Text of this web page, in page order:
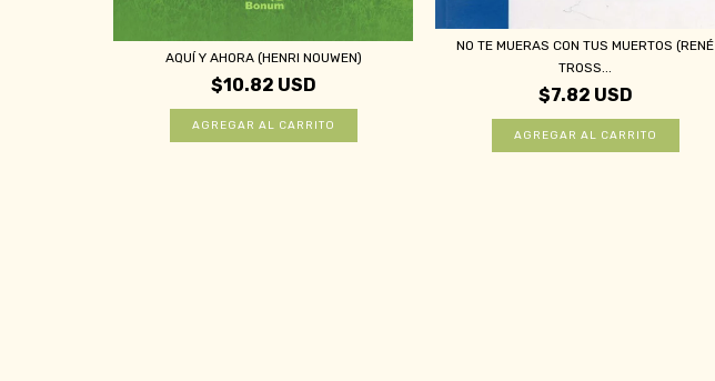
AQUÍ Y AHORA (HENRI NOUWEN)
$10.82 USD
NO TE MUERAS CON TUS MUERTOS (RENÉ
TROSS...
$7.82 USD